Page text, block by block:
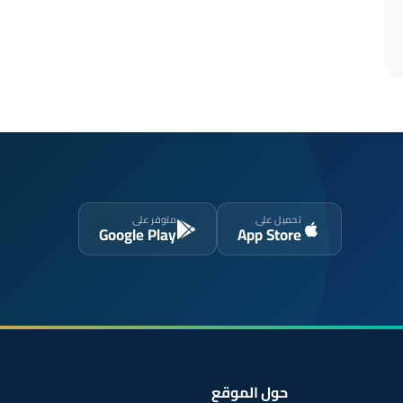
تحميل على
App Store
متوفر على
Google Play
حول الموقع